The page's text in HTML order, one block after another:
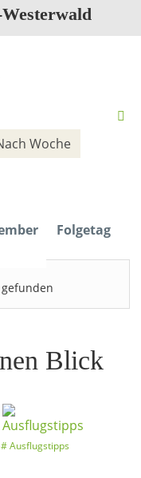
Woche
Folgetag
Blick
Ausflugstipps